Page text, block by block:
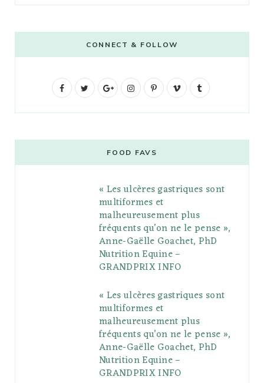
CONNECT & FOLLOW
F
b
t
G
g
l
e
P
l
s
I
t
a
g
r
a
P
e
r
e
s
V
o
l
r
FOOD FAVS
« Les ulcères gastriques sont
multiformes et
malheureusement plus
fréquents qu’on ne le pense »,
Anne-Gaëlle Goachet, PhD
Nutrition Equine –
GRANDPRIX INFO
« Les ulcères gastriques sont
multiformes et
malheureusement plus
fréquents qu’on ne le pense »,
Anne-Gaëlle Goachet, PhD
Nutrition Equine –
GRANDPRIX INFO